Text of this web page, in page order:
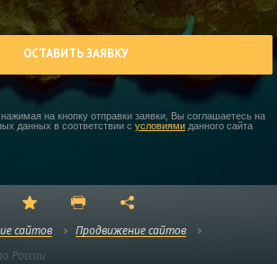
ОСТАВИТЬ ЗАЯВКУ
на кнопку отправки заявки, Вы соглашаетесь на
данных в соответствии с условиями данного сайта
сайтов
Продвижение сайтов
России